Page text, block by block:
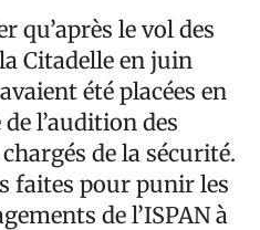
qu’après le vol des
Citadelle en juin
été placées en
l’audition des
de la sécurité.
faites pour punir les
de l’ISPAN à